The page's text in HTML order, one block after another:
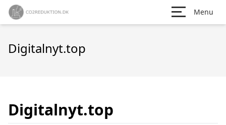
Menu
Digitalnyt.top
Digitalnyt.top